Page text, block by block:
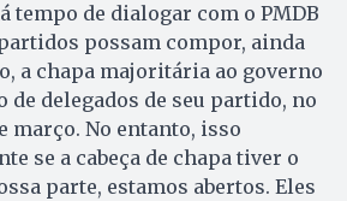
tempo de dialogar com o PMDB
possam compor, ainda
a chapa majoritária ao governo
de delegados de seu partido, no
março. No entanto, isso
se a cabeça de chapa tiver o
parte, estamos abertos. Eles